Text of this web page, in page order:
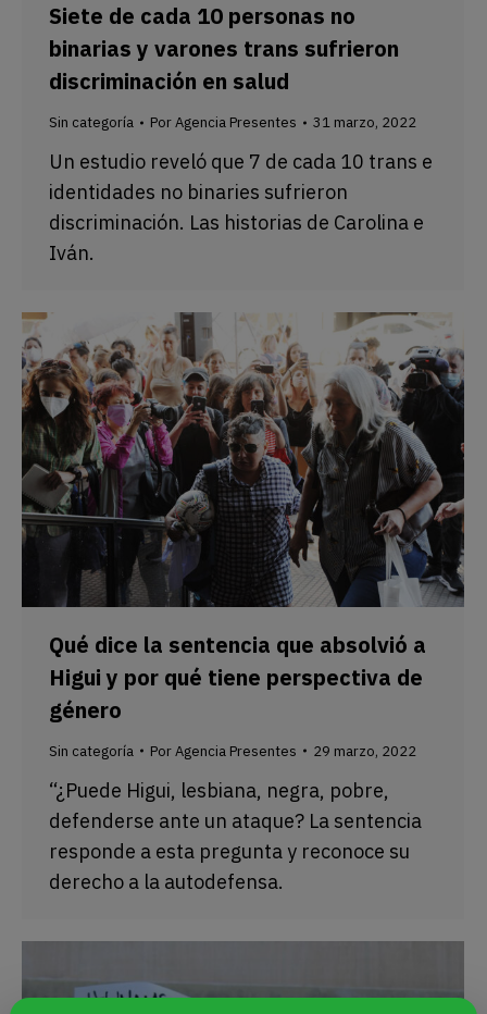
Siete de cada 10 personas no
binarias y varones trans sufrieron
discriminación en salud
Sin categoría PorAgencia Presentes 31 marzo, 2022
Un estudio reveló que 7 de cada 10 trans e
identidades no binaries sufrieron
discriminación. Las historias de Carolina e
Iván.
Qué dice la sentencia que absolvió a
Higui y por qué tiene perspectiva de
género
Sin categoría PorAgencia Presentes 29 marzo, 2022
“¿Puede Higui, lesbiana, negra, pobre,
defenderse ante un ataque? La sentencia
responde a esta pregunta y reconoce su
derecho a la autodefensa.